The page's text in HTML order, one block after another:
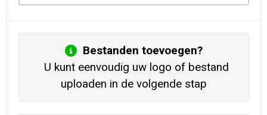
Bestanden toevoegen?
U kunt eenvoudig uw logo of bestand
uploaden in de volgende stap